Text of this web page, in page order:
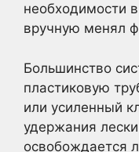
необходимости
вручную менял
Большинство
пластиковую
или усиленный
удержания
освобождается